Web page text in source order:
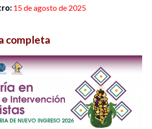
15 de agosto de 2025
completa